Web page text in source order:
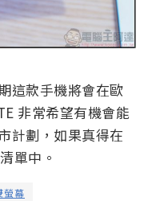
這款手機將會在歐
非常希望有機會能
計劃，如果真得在
單中。
螢幕